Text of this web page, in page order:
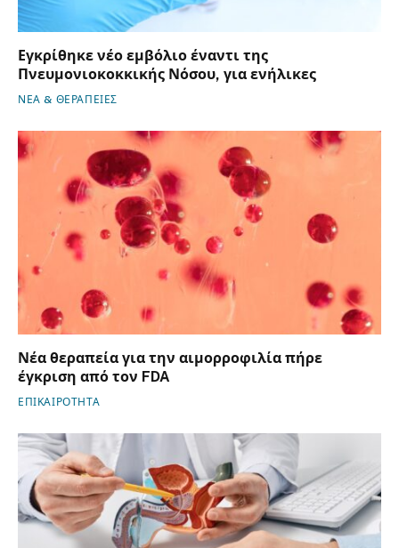
Εγκρίθηκε νέο εμβόλιο έναντι της
Πνευμονιοκοκκικής Νόσου, για ενήλικες
ΝΕΑ & ΘΕΡΑΠΕΙΕΣ
Νέα θεραπεία για την αιμορροφιλία πήρε
έγκριση από τον FDA
ΕΠΙΚΑΙΡΟΤΗΤΑ